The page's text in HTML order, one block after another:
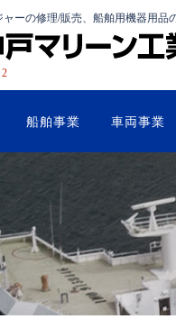
ーの修理/販売、 船舶用機器用品
船舶事業 車両事業